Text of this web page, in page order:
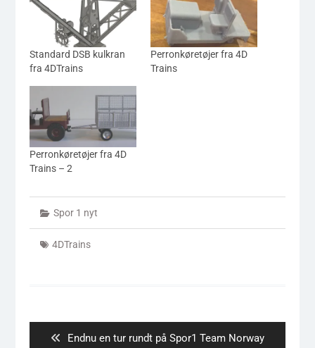
Standard DSB kulkran
fra 4DTrains
Perronkøretøjer fra 4D
Trains
Perronkøretøjer fra 4D
Trains – 2
Spor 1 nyt
4DTrains
Previous
Endnu en tur rundt på Spor1 Team Norway